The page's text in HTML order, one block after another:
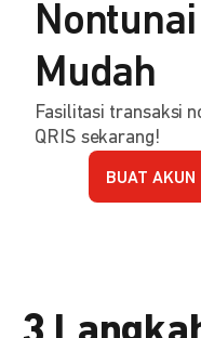
Mudah
Fasilitasi transaksi
QRIS sekarang!
BUAT AKUN